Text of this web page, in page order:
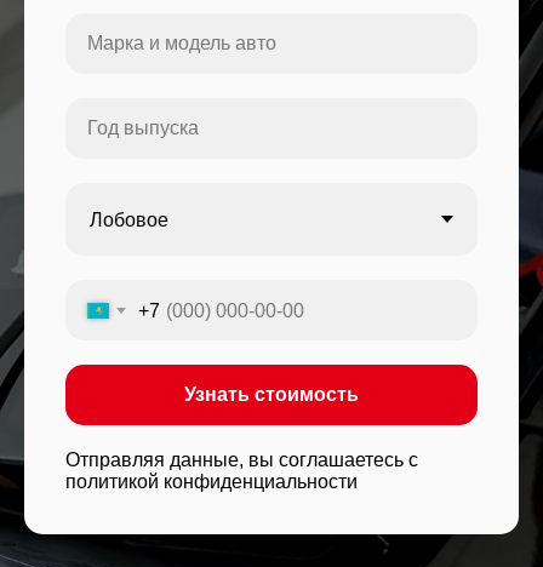
+7
Узнать стоимость
Отправляя данные, вы соглашаетесь с
политикой конфиденциальности